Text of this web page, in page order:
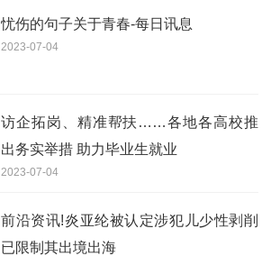
忧伤的句子关于青春-每日讯息
2023-07-04
访企拓岗、精准帮扶……各地各高校推
出务实举措 助力毕业生就业
2023-07-04
前沿资讯!炎亚纶被认定涉犯儿少性剥削
已限制其出境出海